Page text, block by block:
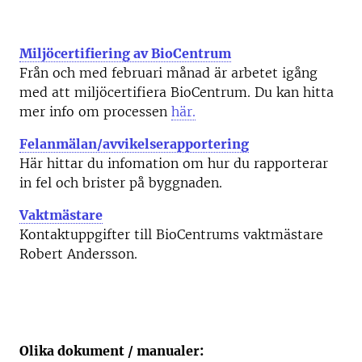
Miljöcertifiering av BioCentrum
Från och med februari månad är arbetet igång
med att miljöcertifiera BioCentrum. Du kan hitta
mer info om processen här.
Felanmälan/avvikelserapportering
Här hittar du infomation om hur du rapporterar
in fel och brister på byggnaden.
Vaktmästare
Kontaktuppgifter till BioCentrums vaktmästare
Robert Andersson.
Olika dokument / manualer: